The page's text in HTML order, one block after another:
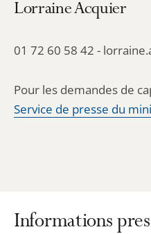
Lorraine Acquier
01 72 60 58 42 -
Pour les demandes de
Service de presse du
Informations